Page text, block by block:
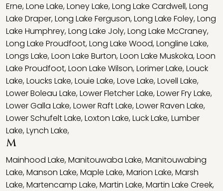
Erne,Lone Lake,Loney Lake,Long Lake Cardwell,Long
Lake Draper,Long Lake Ferguson,Long Lake Foley,Long
Lake Humphrey,Long Lake Joly,Long Lake McCraney,
Long Lake Proudfoot,Long Lake Wood,Longline Lake,
Longs Lake,Loon Lake Burton,Loon Lake Muskoka,Loon
Lake Proudfoot,Loon Lake Wilson,Lorimer Lake,Louck
Lake,Loucks Lake,Louie Lake,Love Lake,Lovell Lake,
Lower Boleau Lake,Lower Fletcher Lake,Lower Fry Lake,
Lower Galla Lake,Lower Raft Lake,Lower Raven Lake,
Lower Schufelt Lake,Loxton Lake,Luck Lake,Lumber
Lake,Lynch Lake,
M
Mainhood Lake,Manitouwaba Lake,Manitouwabing
Lake,Manson Lake,Maple Lake,Marion Lake,Marsh
Lake,Martencamp Lake,Martin Lake,Martin Lake Creek,